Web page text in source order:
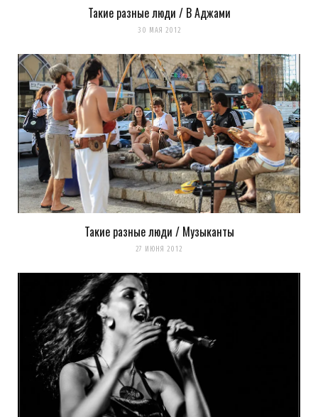
Такие разные люди / В Аджами
30 МАЯ 2012
Такие разные люди / Музыканты
27 ИЮНЯ 2012